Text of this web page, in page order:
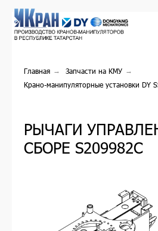
Главная → Запчасти на КМУ →
Крано-манипуляторные установки DY
РЫЧАГИ
СБОРЕ S209982C
4
13
24
18
18